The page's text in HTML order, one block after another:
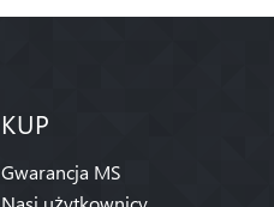
KUP
Gwarancja MS